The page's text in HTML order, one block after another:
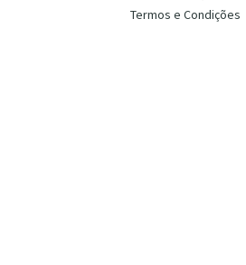
Termos e Condições